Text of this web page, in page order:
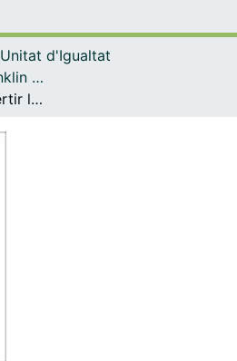
Navega per tot el DD
Com publicar
Unitat d'Igualtat
Premi Rosalind Franklin al millor Treball Final de Màster amb perspectiva de gènere
Abrir el culo: Subvertir los discursos, prácticas y espacios hegemónicos a través del arte